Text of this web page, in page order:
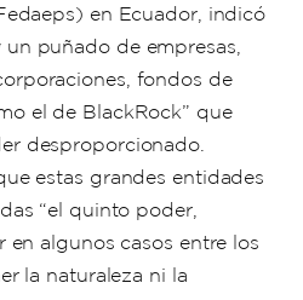
en Ecuador, indicó
puñado de empresas,
fondos de
el de BlackRock” que
desproporcionado.
estas grandes entidades
“el quinto poder,
en algunos casos entre los
la naturaleza ni la